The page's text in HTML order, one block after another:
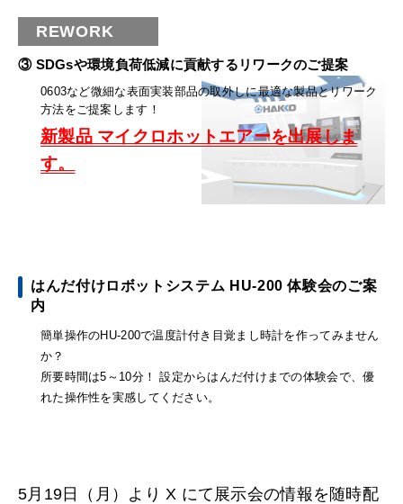
REWORK
③ SDGsや環境負荷低減に貢献するリワークのご提案
0603など微細な表面実装部品の取外しに最適な製品とリワーク
方法をご提案します！
新製品 マイクロホットエアーを出展しま
す。
はんだ付けロボットシステム HU-200 体験会のご案
内
簡単操作のHU-200で温度計付き目覚まし時計を作ってみません
か？
所要時間は5～10分！ 設定からはんだ付けまでの体験会で、優
れた操作性を実感してください。
5月19日（月）より X にて展示会の情報を随時配